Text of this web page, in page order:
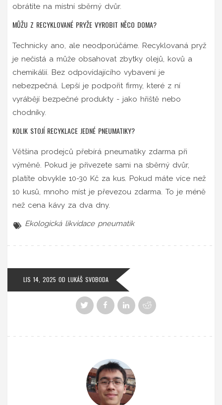
obrátíte na místní sběrný dvůr.
MŮŽU Z RECYKLOVANÉ PRYŽE VYROBIT NĚCO DOMA?
Technicky ano, ale neodporúčáme. Recyklovaná pryž
je nečistá a může obsahovat zbytky olejů, kovů a
chemikálií. Bez odpovídajícího vybavení je
nebezpečná. Lepší je podpořit firmy, které z ní
vyrábějí bezpečné produkty - jako hřiště nebo
chodníky.
KOLIK STOJÍ RECYKLACE JEDNÉ PNEUMATIKY?
Většina prodejců přebírá pneumatiky zdarma při
výměně. Pokud je přivezete sami na sběrný dvůr,
platíte obvykle 10-30 Kč za kus. Pokud máte více než
10 kusů, mnoho míst je převezou zdarma. To je méně
než cena kávy za dva dny.
Ekologická likvidace pneumatik
LIS 14, 2025 OD LUKÁŠ SVOBODA